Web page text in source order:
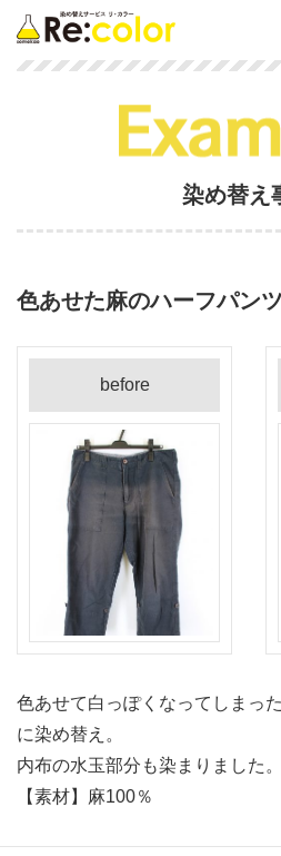
染め替え
色あせた麻のハーフパン
before
色あせて白っぽくなってしまっ
に染め替え。
内布の水玉部分も染まりました。
【素材】麻100％